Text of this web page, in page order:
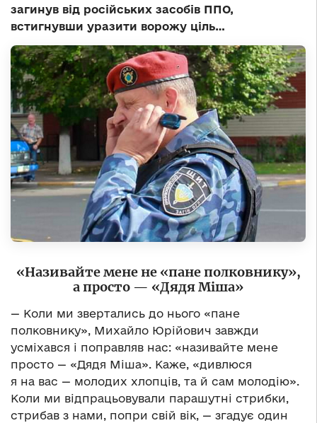
загинув від російських засобів ППО,
встигнувши уразити ворожу ціль…
«Називайте мене не «пане полковнику»,
а просто — «Дядя Міша»
— Коли ми звертались до нього «пане
полковнику», Михайло Юрійович завжди
усміхався і поправляв нас: «називайте мене
просто — «Дядя Міша». Каже, «дивлюся
я на вас — молодих хлопців, та й сам молодію».
Коли ми відпрацьовували парашутні стрибки,
стрибав з нами, попри свій вік, — згадує один